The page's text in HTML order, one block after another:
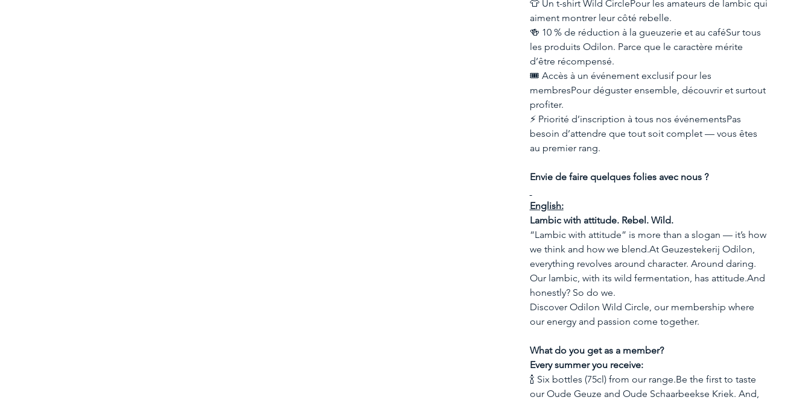
👕 Un t-shirt Wild CirclePour les amateurs de lambic qui
aiment montrer leur côté rebelle.
🍻 10 % de réduction à la gueuzerie et au caféSur tous
les produits Odilon. Parce que le caractère mérite
d’être récompensé.
🎟 Accès à un événement exclusif pour les
membresPour déguster ensemble, découvrir et surtout
profiter.
⚡ Priorité d’inscription à tous nos événementsPas
besoin d’attendre que tout soit complet — vous êtes
au premier rang.
Envie de faire quelques folies avec nous ?
English:
Lambic with attitude. Rebel. Wild.
“Lambic with attitude” is more than a slogan — it’s how
we think and how we blend.At Geuzestekerij Odilon,
everything revolves around character. Around daring.
Our lambic, with its wild fermentation, has attitude.And
honestly? So do we.
Discover Odilon Wild Circle, our membership where
our energy and passion come together.
What do you get as a member?
Every summer you receive:
🍾 Six bottles (75cl) from our range.Be the first to taste
our Oude Geuze and Oude Schaarbeekse Kriek. And,